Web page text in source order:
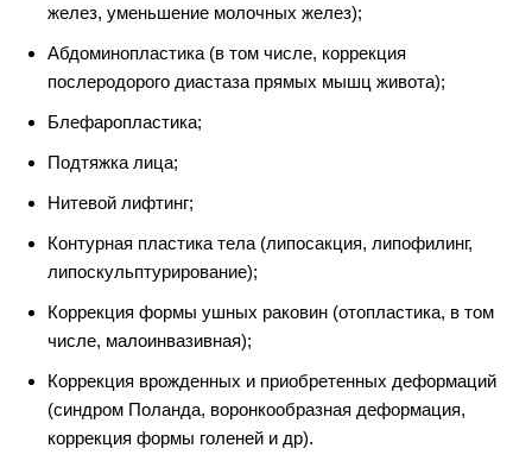
желез, уменьшение молочных желез);
Абдоминопластика (в том числе, коррекция
послеродорого диастаза прямых мышц живота);
Блефаропластика;
Подтяжка лица;
Нитевой лифтинг;
Контурная пластика тела (липосакция, липофилинг,
липоскульптурирование);
Коррекция формы ушных раковин (отопластика, в том
числе, малоинвазивная);
Коррекция врожденных и приобретенных деформаций
(синдром Поланда, воронкообразная деформация,
коррекция формы голеней и др).